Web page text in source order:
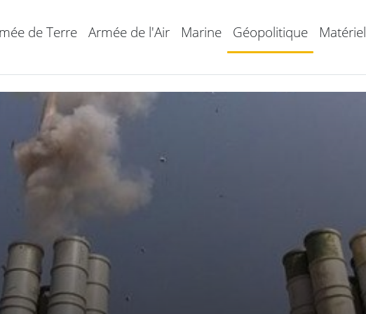
de Terre Armée de l'Air Marine Géopolitique Matériel